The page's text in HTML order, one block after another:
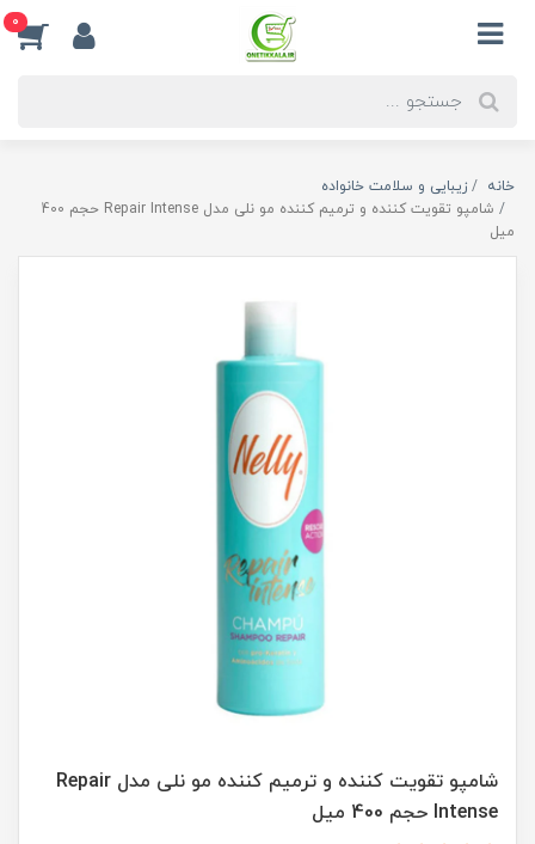
0
خانه
زیبایی و سلامت خانواده
شامپو تقویت کننده و ترمیم کننده مو نلی مدل Repair Intense حجم 400
میل
شامپو تقویت کننده و ترمیم کننده مو نلی مدل Repair
Intense حجم 400 میل